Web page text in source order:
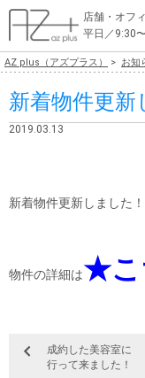
店舗・オフ
平日／9:30
物件総合検索
エリアで探す
こだわりで探す
テナントビルオーナー様へ
AZ plus（アズプラス） お知
新着物件更新
2019.03.13
新着物件更新しました！
物件の詳細は★
成約した美容室に
行って来ました！